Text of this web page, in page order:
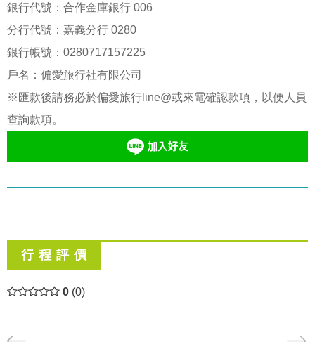
銀行代號：合作金庫銀行 006
分行代號：嘉義分行 0280
銀行帳號： 0280717157225
戶名：偏愛旅行社有限公司
※匯款後請務必於偏愛旅行line@或來電確認款項，以便人員
查詢款項。
行 程 評 價
0 (0)